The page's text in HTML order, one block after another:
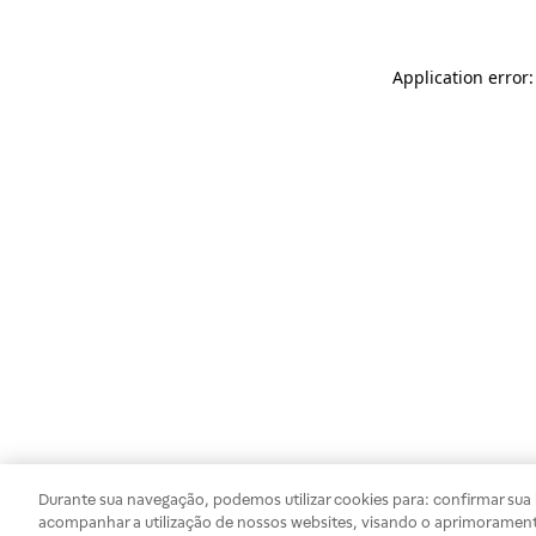
Application
Durante sua navegação, podemos utilizar cookies para: confirmar
acompanhar a utilização de nossos websites, visando o